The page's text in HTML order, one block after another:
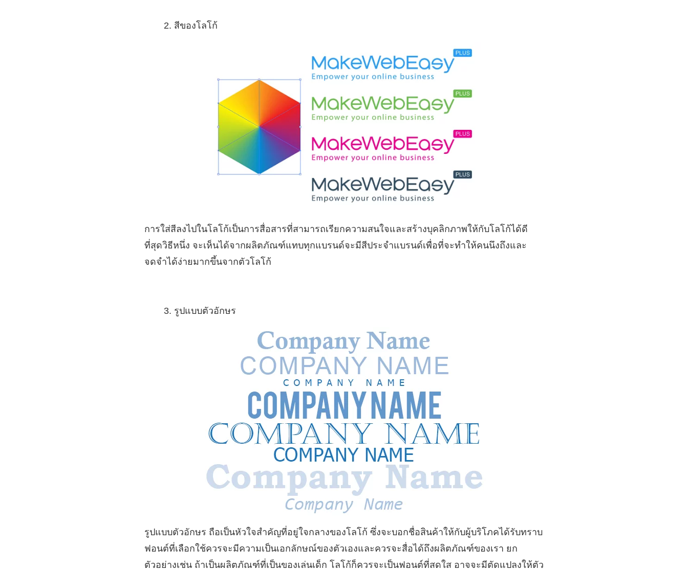
สีของโลโก้
การใส่สีลงไปในโลโก้เป็นการสื่อสารที่สามารถเรียกความสนใจและสร้างบุคลิกภาพให้กับโลโก้ได้ดี
ที่สุดวิธีหนึ่ง จะเห็นได้จากผลิตภัณฑ์แทบทุกแบรนด์จะมีสีประจำแบรนด์เพื่อที่จะทำให้คนนึงถึงและ
จดจำได้ง่ายมากขึ้นจากตัวโลโก้
รูปแบบตัวอักษร
รูปแบบตัวอักษร ถือเป็นหัวใจสำคัญที่อยู่ใจกลางของโลโก้ ซึ่งจะบอกชื่อสินค้าให้กับผู้บริโภคได้รับทราบ
ฟอนต์ที่เลือกใช้ควรจะมีความเป็นเอกลักษณ์ของตัวเองและควรจะสื่อได้ถึงผลิตภัณฑ์ของเรา ยก
ตัวอย่างเช่น ถ้าเป็นผลิตภัณฑ์ที่เป็นของเล่นเด็ก โลโก้ก็ควรจะเป็นฟอนต์ที่สดใส อาจจะมีตัดแปลงให้ตัว